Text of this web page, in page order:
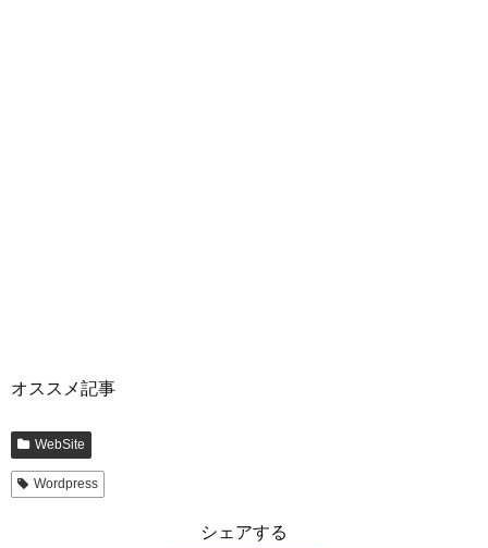
オススメ記事
WebSite
Wordpress
シェアする